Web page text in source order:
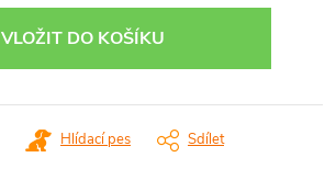
VLOŽIT DO KOŠÍKU
Hlídací pes Sdílet